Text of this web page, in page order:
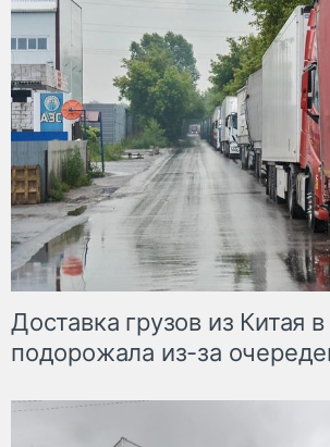
Доставка грузов из Китая
подорожала из-за